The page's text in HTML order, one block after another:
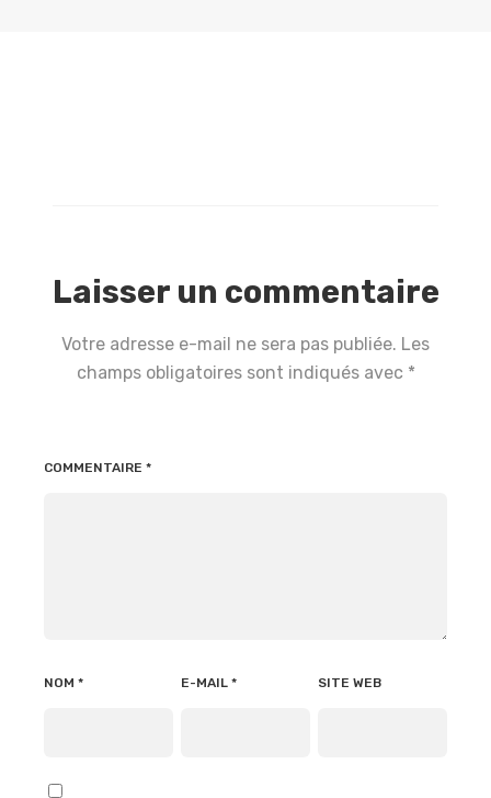
Laisser un commentaire
Votre adresse e-mail ne sera pas publiée. Les
champs obligatoires sont indiqués avec *
COMMENTAIRE *
NOM * E-MAIL* SITE WEB